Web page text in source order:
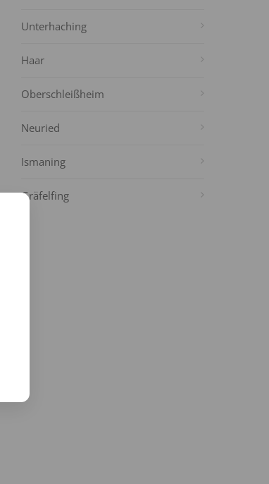
Unterhaching
Haar
Oberschleißheim
Neuried
Ismaning
Gräfelfing